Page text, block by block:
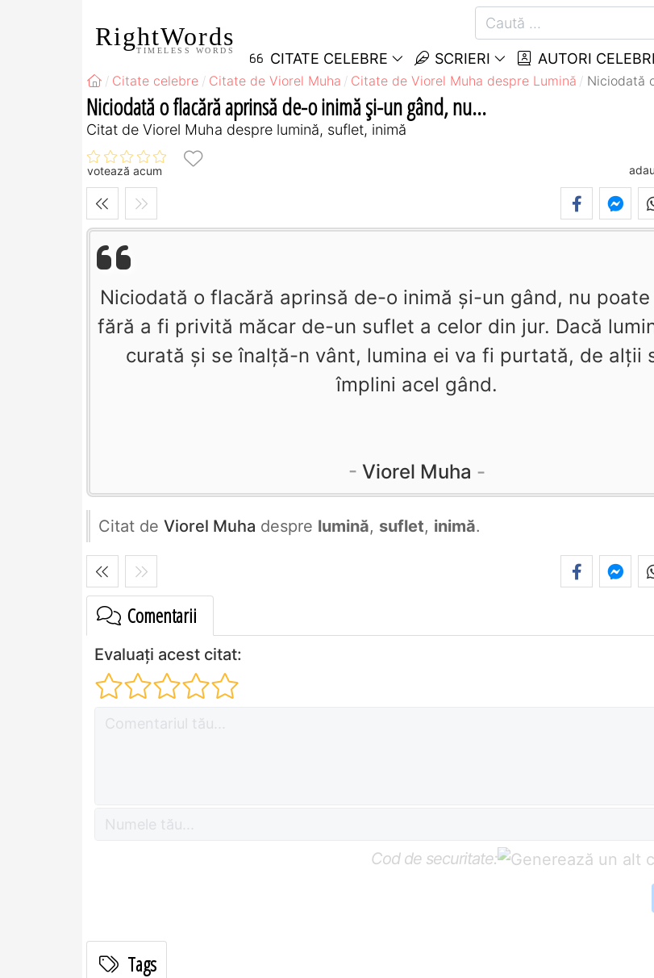
RightWords
TIMELESS WORDS CITATE CELEBRE SCRIERI AUTORI CELEBRI
Citate celebre Citate de Viorel Muha Citate de Viorel Muha despre Lumină Niciodată
Niciodată o flacără aprinsă de-o inimă şi-un gând, nu...
Citat de Viorel Muha despre lumină, suflet, inimă
votează acum
Niciodată o flacără aprinsă de-o inimă şi-un gând, nu
fără a fi privită măcar de-un suflet a celor din jur. Dacă
curată şi se înalţă-n vânt, lumina ei va fi purtată, de alţii
împlini acel gând.
Viorel Muha
Citat de Viorel Muha despre lumină, suflet, inimă.
Comentarii
Evaluați acest citat:
Cod de securitate:
Tags